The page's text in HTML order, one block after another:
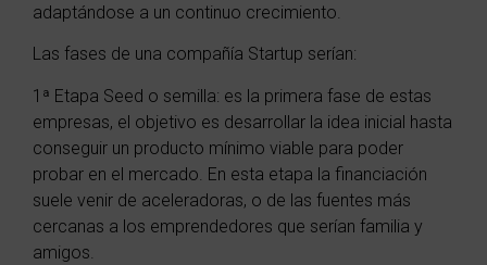
adaptándose a un continuo crecimiento.
Las fases de una compañía Startup serían:
1ª Etapa Seed o semilla: es la primera fase de estas
empresas, el objetivo es desarrollar la idea inicial hasta
conseguir un producto mínimo viable para poder
probar en el mercado. En esta etapa la financiación
suele venir de aceleradoras, o de las fuentes más
cercanas a los emprendedores que serían familia y
amigos.